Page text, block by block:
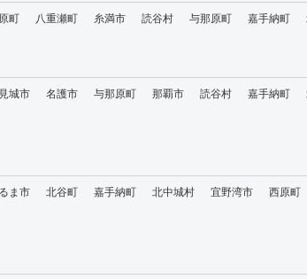
町 八重瀬町 糸満市 読谷村 与那原町 嘉手納町
城市 名護市 与那原町 那覇市 読谷村 嘉手納町
ま市 北谷町 嘉手納町 北中城村 宜野湾市 西原町